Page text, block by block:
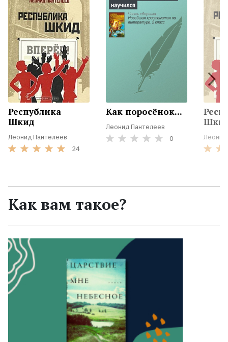
Коллекции
Республика
Шкид
Леонид Пантелеев
24
Как поросёнок...
Леонид Пантелеев
0
Как вам такое?